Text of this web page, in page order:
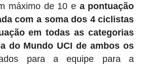
máximo de 10 e a pontuação
com a soma dos 4 ciclistas
em todas as categorias
do Mundo UCI de ambos os
para a equipe para a